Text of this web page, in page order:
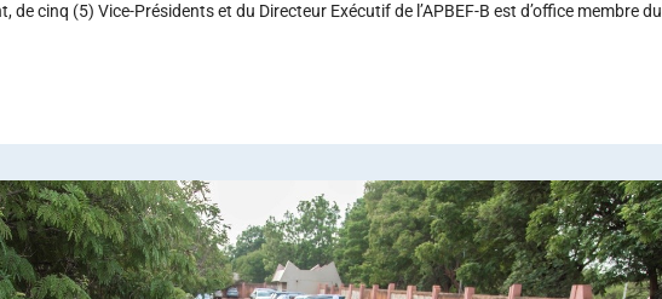
de cinq (5) Vice-Présidents et du Directeur Exécutif de l’APBEF-B est d’office membre du